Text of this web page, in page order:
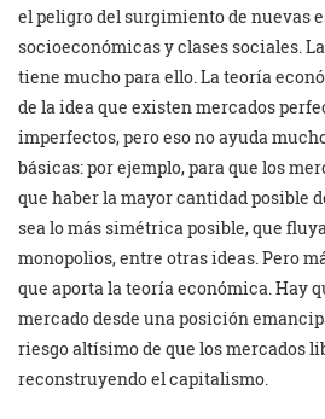
el peligro del surgimiento de nuevas
socioeconómicas y clases sociales.
tiene mucho para ello. La teoría
de la idea que existen mercados
imperfectos, pero eso no ayuda
básicas: por ejemplo, para que los
que haber la mayor cantidad posible
sea lo más simétrica posible, que
monopolios, entre otras ideas. Pero
que aporta la teoría económica. Hay
mercado desde una posición
riesgo altísimo de que los mercados
reconstruyendo el capitalismo.